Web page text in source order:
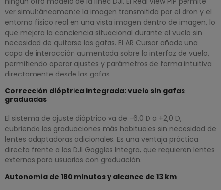
ver simultáneamente la imagen transmitida por el dron y el
entorno físico real en una vista imagen dentro de imagen, lo
que mejora la conciencia situacional durante el vuelo sin
necesidad de quitarse las gafas. El AR Cursor añade una
capa de interacción aumentada sobre la interfaz de vuelo,
permitiendo operar ajustes y parámetros de forma intuitiva
directamente desde las gafas.
Corrección dióptrica integrada: vuelo sin gafas
graduadas
El sistema de ajuste dióptrico va de -6,0 D a +2,0 D,
cubriendo las graduaciones más habituales sin necesidad de
lentes adaptadoras adicionales. Es una ventaja práctica
directa frente a las DJI Goggles Integra, que requieren lentes
externas para usuarios con graduación.
Autonomía de 180 minutos y alcance de 13 km